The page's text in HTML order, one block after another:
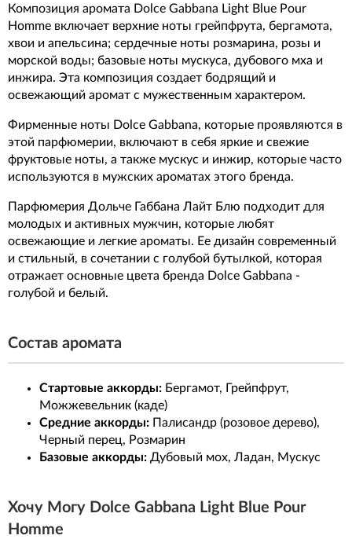
Композиция аромата Dolce Gabbana Light Blue Pour
Homme включает верхние ноты грейпфрута, бергамота,
хвои и апельсина; сердечные ноты розмарина, розы и
морской воды; базовые ноты мускуса, дубового мха и
инжира. Эта композиция создает бодрящий и
освежающий аромат с мужественным характером.
Фирменные ноты Dolce Gabbana, которые проявляются в
этой парфюмерии, включают в себя яркие и свежие
фруктовые ноты, а также мускус и инжир, которые часто
используются в мужских ароматах этого бренда.
Парфюмерия Дольче Габбана Лайт Блю подходит для
молодых и активных мужчин, которые любят
освежающие и легкие ароматы. Ее дизайн современный
и стильный, в сочетании с голубой бутылкой, которая
отражает основные цвета бренда Dolce Gabbana -
голубой и белый.
Состав аромата
Стартовые аккорды: Бергамот, Грейпфрут,
Можжевельник (каде)
Средние аккорды: Палисандр (розовое дерево),
Черный перец, Розмарин
Базовые аккорды: Дубовый мох, Ладан, Мускус
Хочу Могу Dolce Gabbana Light Blue Pour
Homme